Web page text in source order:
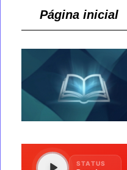
Página inicial